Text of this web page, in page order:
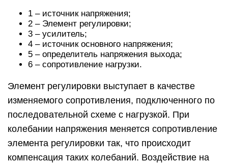
1 – источник напряжения;
2 – Элемент регулировки;
3 – усилитель;
4 – источник основного напряжения;
5 – определитель напряжения выхода;
6 – сопротивление нагрузки.
Элемент регулировки выступает в качестве
изменяемого сопротивления, подключенного по
последовательной схеме с нагрузкой. При
колебании напряжения меняется сопротивление
элемента регулировки так, что происходит
компенсация таких колебаний. Воздействие на